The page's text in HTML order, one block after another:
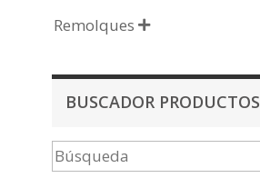
Remolques 
BUSCADOR PRODUCTOS